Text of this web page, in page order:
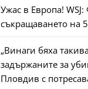
Ужас в Европа!
съкращаването на
„Винаги бяха
задържаните за
Пловдив с